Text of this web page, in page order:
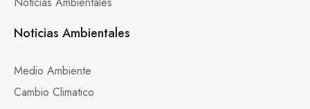
Noticias Ambientales
Medio Ambiente
Cambio Climatico